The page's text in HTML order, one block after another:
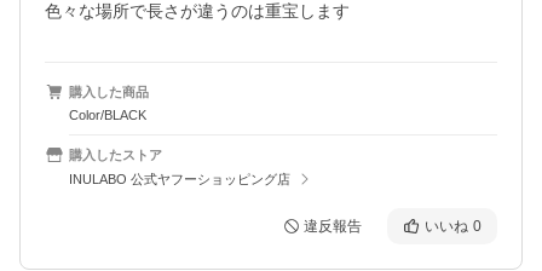
色々な場所で長さが違うのは重宝します
購入した商品
Color/BLACK
購入したストア
INULABO 公式ヤフーショッピング店
違反報告 いいね 0